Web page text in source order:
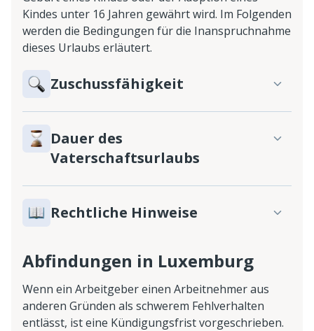
Kindes unter 16 Jahren gewährt wird. Im Folgenden
werden die Bedingungen für die Inanspruchnahme
dieses Urlaubs erläutert.
Zuschussfähigkeit
Dauer des
Vaterschaftsurlaubs
Rechtliche Hinweise
Abfindungen in Luxemburg
Wenn ein Arbeitgeber einen Arbeitnehmer aus
anderen Gründen als schwerem Fehlverhalten
entlässt, ist eine Kündigungsfrist vorgeschrieben.